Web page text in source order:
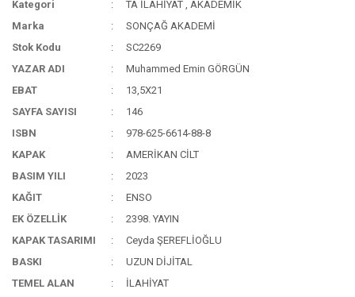
Kategori TA İLAHİYAT ,AKADEMİK
Marka
SONÇAĞ AKADEMİ
Stok Kodu
SC2269
YAZAR ADI
Muhammed Emin GÖRGÜN
EBAT
13,5X21
SAYFA SAYISI
146
ISBN
978-625-6614-88-8
KAPAK
AMERİKAN CİLT
BASIM YILI
2023
KAĞIT
ENSO
EK ÖZELLİK
2398. YAYIN
KAPAK TASARIMI
Ceyda ŞEREFLİOĞLU
BASKI
UZUN DİJİTAL
TEMEL ALAN
İLAHİYAT